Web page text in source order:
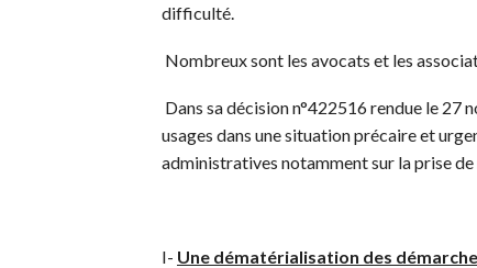
difficulté.
Nombreux sont les avocats et les
Dans sa décision n°422516 rendue le
usages dans une situation précaire et
administratives notamment sur la prise de
I- Une dématérialisation des